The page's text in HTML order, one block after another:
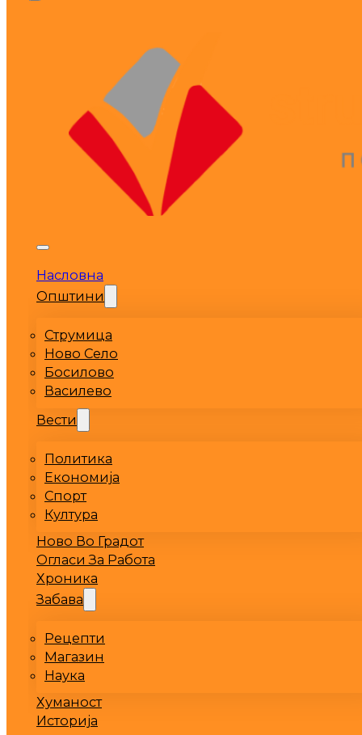
Насловна
Општини
Струмица
Ново Село
Босилово
Василево
Вести
Политика
Економија
Спорт
Култура
Ново Во Градот
Огласи За Работа
Хроника
Забава
Рецепти
Магазин
Наука
Хуманост
Историја